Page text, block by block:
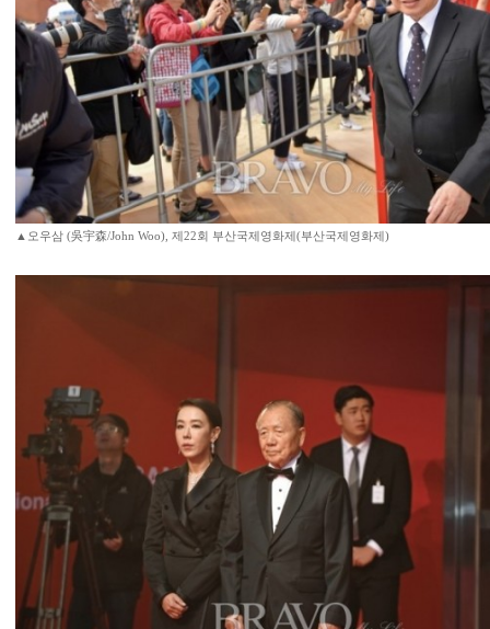
▲오우삼 (吳宇森/John Woo), 제22회 부산국제영화제(부산국제영화제)